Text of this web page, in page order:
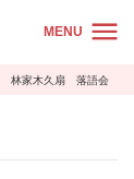
MENU
林家木久扇 落語会